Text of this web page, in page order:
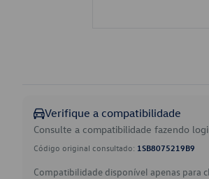
Verifique a compatibilidade
Consulte a compatibilidade fazendo
Código original consultado: 1SB8075219B9
Compatibilidade disponível apenas para